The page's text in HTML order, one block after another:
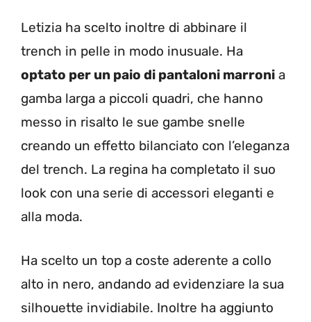
Letizia ha scelto inoltre di abbinare il
trench in pelle in modo inusuale. Ha
optato per un paio di pantaloni marroni a
gamba larga a piccoli quadri, che hanno
messo in risalto le sue gambe snelle
creando un effetto bilanciato con l’eleganza
del trench. La regina ha completato il suo
look con una serie di accessori eleganti e
alla moda.
Ha scelto un top a coste aderente a collo
alto in nero, andando ad evidenziare la sua
silhouette invidiabile. Inoltre ha aggiunto